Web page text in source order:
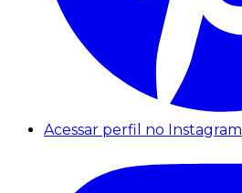
Acessar perfil no Instagram